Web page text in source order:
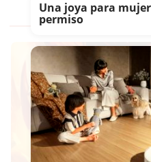
Una joya para
permiso